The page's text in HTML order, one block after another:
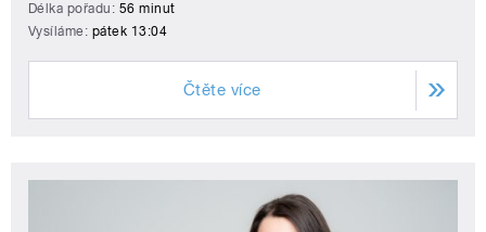
Délka pořadu: 56 minut
Vysíláme: pátek 13:04
Čtěte více